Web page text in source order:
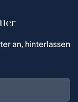
an, hinterlassen